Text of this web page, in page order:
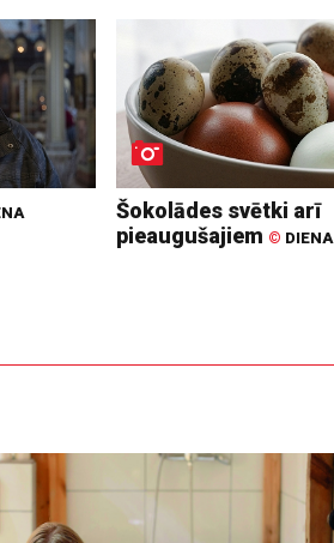
Šokolādes svētki arī
pieaugušajiem © DIENA